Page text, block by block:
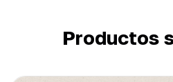
Productos